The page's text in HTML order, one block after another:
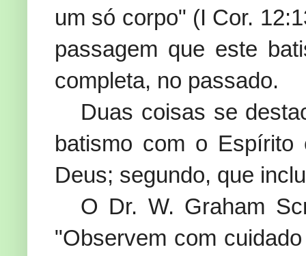
um só corpo" (I Cor.
passagem que este
completa, no passado.
Duas coisas se
batismo com o
Deus; segundo, que
O Dr. W. Graham
"Observem com